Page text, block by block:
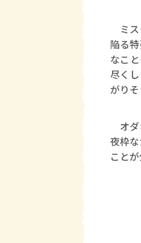
ミス
陥る
なこ
尽く
がりそ
オダ
夜枠
こと